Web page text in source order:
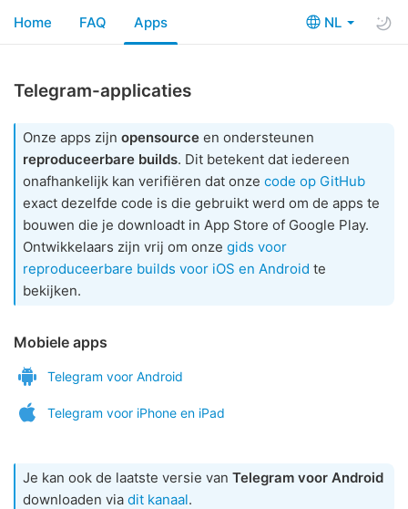
NL
Home FAQ Apps
Telegram-applicaties
Onze apps zijn opensource en ondersteunen
reproduceerbare builds. Dit betekent dat iedereen
onafhankelijk kan verifiëren dat onze code op GitHub
exact dezelfde code is die gebruikt werd om de apps te
bouwen die je downloadt in App Store of Google Play.
Ontwikkelaars zijn vrij om onze gids voor
reproduceerbare builds voor iOS en Android te
bekijken.
Mobiele apps
Telegram voor Android
Telegram voor iPhone en iPad
Je kan ook de laatste versie van Telegram voor Android
downloaden via dit kanaal.